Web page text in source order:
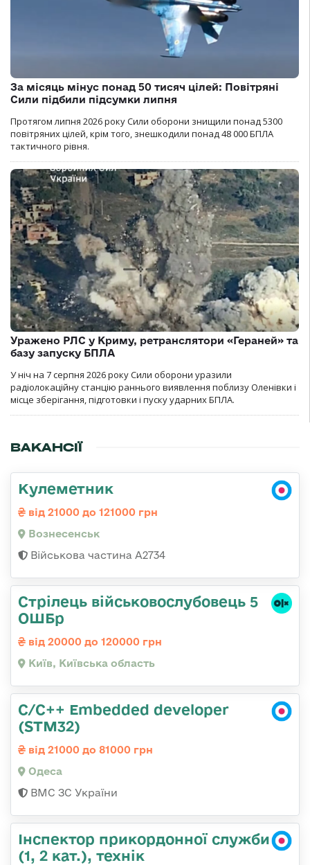
За місяць мінус понад 50 тисяч цілей: Повітряні
Сили підбили підсумки липня
Протягом липня 2026 року Cили оборони знищили понад 5300
повітряних цілей, крім того, знешкодили понад 48 000 БПЛА
тактичного рівня.
Уражено РЛС у Криму, ретранслятори «Гераней» та
базу запуску БПЛА
У ніч на 7 серпня 2026 року Сили оборони уразили
радіолокаційну станцію раннього виявлення поблизу Оленівки і
місце зберігання, підготовки і пуску ударних БПЛА.
ВАКАНСІЇ
Кулеметник
від 21000 до 121000 грн
Вознесенськ
Військова частина А2734
Стрілець військовослубовець 5
ОШБр
від 20000 до 120000 грн
Київ, Київська область
C/C++ Embedded developer
(STM32)
від 21000 до 81000 грн
Одеса
ВМС ЗС України
Інспектор прикордонної служби
(1, 2 кат.), технік